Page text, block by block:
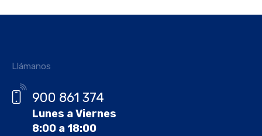
Llámanos
900 861 374
Lunes a Viernes
8:00 a 18:00